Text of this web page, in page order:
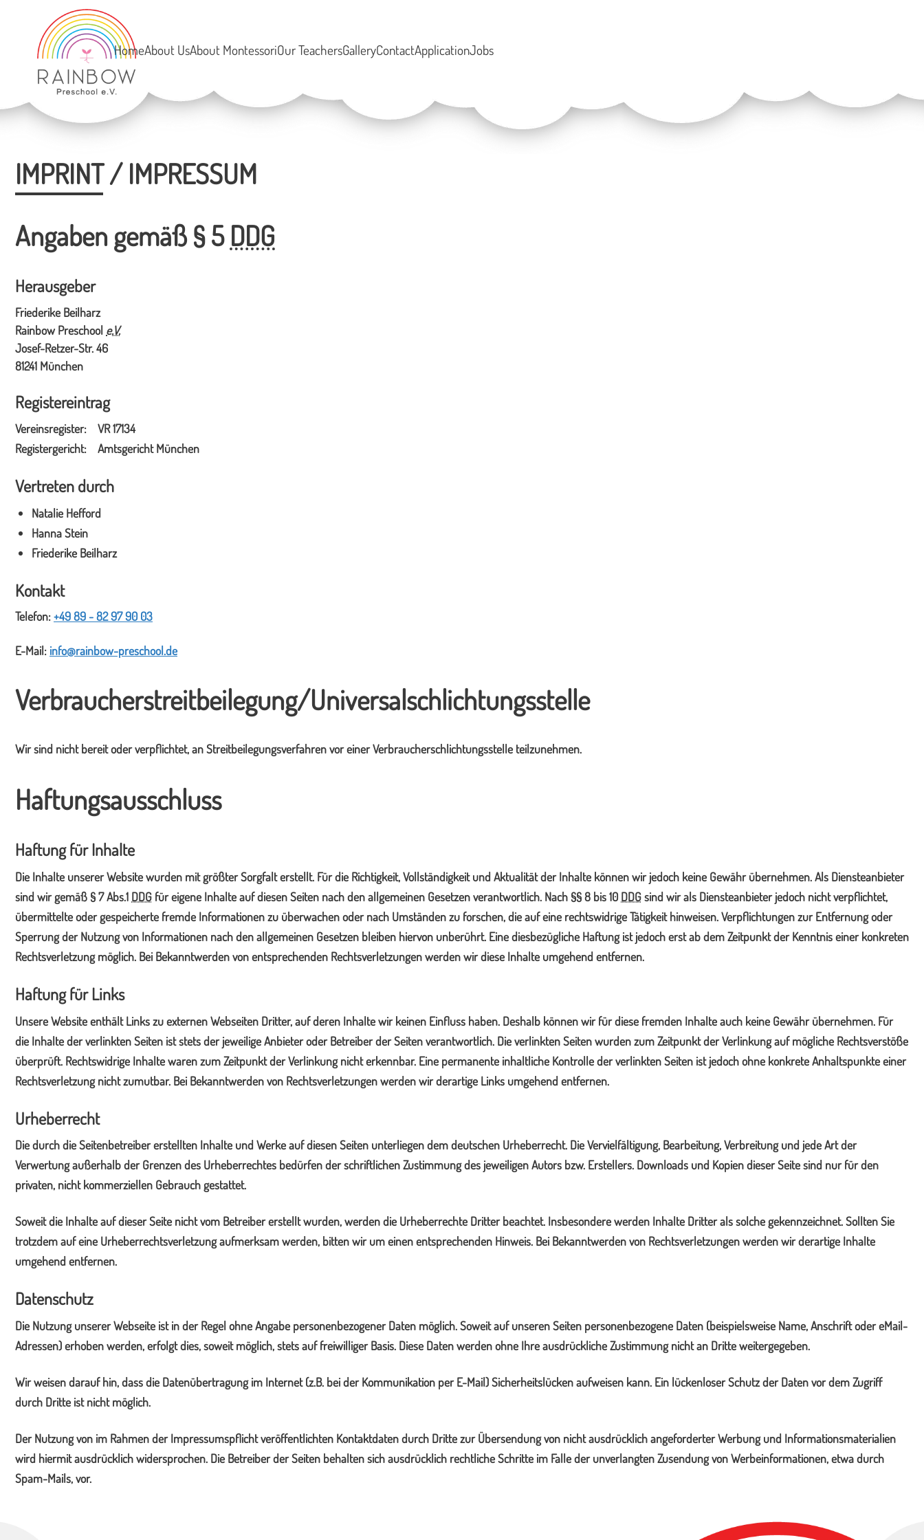
HomeAbout UsAbout MontessoriOur TeachersGalleryContactApplicationJobs
IMPRINT / IMPRESSUM
Angaben gemäß § 5 DDG
Herausgeber
Friederike Beilharz
Rainbow Preschool e.V.
Josef-Retzer-Str. 46
81241 München
Registereintrag
Vereinsregister
VR 17134
Registergericht
Amtsgericht München
Vertreten durch
Natalie Hefford
Hanna Stein
Friederike Beilharz
Kontakt
Telefon:+49 89 - 82 97 90 03
E-Mail: info@rainbow-preschool.de
Verbraucherstreitbeilegung/Universalschlichtungsstelle
Wir sind nicht bereit oder verpflichtet, an Streitbeilegungsverfahren vor einer Verbraucherschlichtungsstelle teilzunehmen.
Haftungsausschluss
Haftung für Inhalte
Die Inhalte unserer Website wurden mit größter Sorgfalt erstellt. Für die Richtigkeit, Vollständigkeit und Aktualität der Inhalte können wir jedoch keine Gewähr übernehmen. Als Diensteanbieter
sind wir gemäß § 7 Abs.1 DDG für eigene Inhalte auf diesen Seiten nach den allgemeinen Gesetzen verantwortlich. Nach §§ 8 bis 10 DDGsind wir als Diensteanbieter jedoch nicht verpflichtet,
übermittelte oder gespeicherte fremde Informationen zu überwachen oder nach Umständen zu forschen, die auf eine rechtswidrige Tätigkeit hinweisen. Verpflichtungen zur Entfernung oder
Sperrung der Nutzung von Informationen nach den allgemeinen Gesetzen bleiben hiervon unberührt. Eine diesbezügliche Haftung ist jedoch erst ab dem Zeitpunkt der Kenntnis einer konkreten
Rechtsverletzung möglich. Bei Bekanntwerden von entsprechenden Rechtsverletzungen werden wir diese Inhalte umgehend entfernen.
Haftung für Links
Unsere Website enthält Links zu externen Webseiten Dritter, auf deren Inhalte wir keinen Einfluss haben. Deshalb können wir für diese fremden Inhalte auch keine Gewähr übernehmen. Für
die Inhalte der verlinkten Seiten ist stets der jeweilige Anbieter oder Betreiber der Seiten verantwortlich. Die verlinkten Seiten wurden zum Zeitpunkt der Verlinkung auf mögliche Rechtsverstöße
überprüft. Rechtswidrige Inhalte waren zum Zeitpunkt der Verlinkung nicht erkennbar. Eine permanente inhaltliche Kontrolle der verlinkten Seiten ist jedoch ohne konkrete Anhaltspunkte einer
Rechtsverletzung nicht zumutbar. Bei Bekanntwerden von Rechtsverletzungen werden wir derartige Links umgehend entfernen.
Urheberrecht
Die durch die Seitenbetreiber erstellten Inhalte und Werke auf diesen Seiten unterliegen dem deutschen Urheberrecht. Die Vervielfältigung, Bearbeitung, Verbreitung und jede Art der
Verwertung außerhalb der Grenzen des Urheberrechtes bedürfen der schriftlichen Zustimmung des jeweiligen Autors bzw. Erstellers. Downloads und Kopien dieser Seite sind nur für den
privaten, nicht kommerziellen Gebrauch gestattet.
Soweit die Inhalte auf dieser Seite nicht vom Betreiber erstellt wurden, werden die Urheberrechte Dritter beachtet. Insbesondere werden Inhalte Dritter als solche gekennzeichnet. Sollten Sie
trotzdem auf eine Urheberrechtsverletzung aufmerksam werden, bitten wir um einen entsprechenden Hinweis. Bei Bekanntwerden von Rechtsverletzungen werden wir derartige Inhalte
umgehend entfernen.
Datenschutz
Die Nutzung unserer Webseite ist in der Regel ohne Angabe personenbezogener Daten möglich. Soweit auf unseren Seiten personenbezogene Daten (beispielsweise Name, Anschrift oder eMail-
Adressen) erhoben werden, erfolgt dies, soweit möglich, stets auf freiwilliger Basis. Diese Daten werden ohne Ihre ausdrückliche Zustimmung nicht an Dritte weitergegeben.
Wir weisen darauf hin, dass die Datenübertragung im Internet (z.B. bei der Kommunikation per E-Mail) Sicherheitslücken aufweisen kann. Ein lückenloser Schutz der Daten vor dem Zugriff
durch Dritte ist nicht möglich.
Der Nutzung von im Rahmen der Impressumspflicht veröffentlichten Kontaktdaten durch Dritte zur Übersendung von nicht ausdrücklich angeforderter Werbung und Informationsmaterialien
wird hiermit ausdrücklich widersprochen. Die Betreiber der Seiten behalten sich ausdrücklich rechtliche Schritte im Falle der unverlangten Zusendung von Werbeinformationen, etwa durch
Spam-Mails, vor.